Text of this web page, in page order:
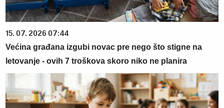
15. 07. 2026 07:44
Većina građana izgubi novac pre nego što stigne na
letovanje - ovih 7 troškova skoro niko ne planira